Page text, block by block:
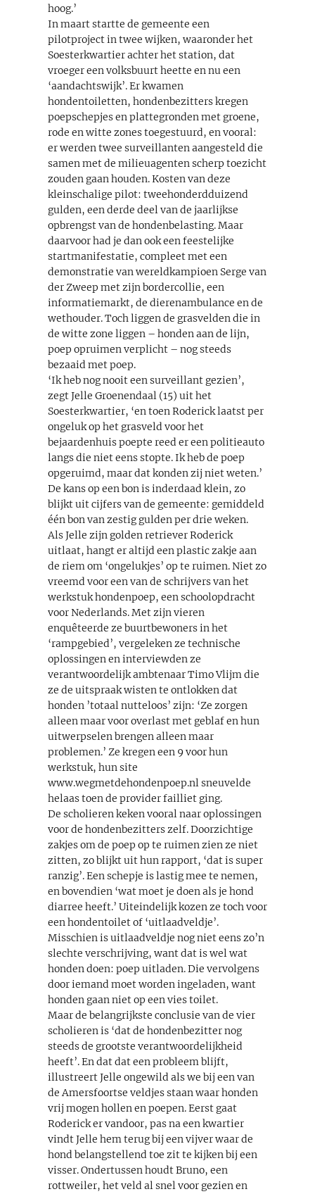
hoog.’
In maart startte de gemeente een
pilotproject in twee wijken, waaronder het
Soesterkwartier achter het station, dat
vroeger een volksbuurt heette en nu een
‘aandachtswijk’. Er kwamen
hondentoiletten, hondenbezitters kregen
poepschepjes en plattegronden met groene,
rode en witte zones toegestuurd, en vooral:
er werden twee surveillanten aangesteld die
samen met de milieuagenten scherp toezicht
zouden gaan houden. Kosten van deze
kleinschalige pilot: tweehonderdduizend
gulden, een derde deel van de jaarlijkse
opbrengst van de hondenbelasting. Maar
daarvoor had je dan ook een feestelijke
startmanifestatie, compleet met een
demonstratie van wereldkampioen Serge van
der Zweep met zijn bordercollie, een
informatiemarkt, de dierenambulance en de
wethouder. Toch liggen de grasvelden die in
de witte zone liggen – honden aan de lijn,
poep opruimen verplicht – nog steeds
bezaaid met poep.
‘Ik heb nog nooit een surveillant gezien’,
zegt Jelle Groenendaal (15) uit het
Soesterkwartier, ‘en toen Roderick laatst per
ongeluk op het grasveld voor het
bejaardenhuis poepte reed er een politieauto
langs die niet eens stopte. Ik heb de poep
opgeruimd, maar dat konden zij niet weten.’
De kans op een bon is inderdaad klein, zo
blijkt uit cijfers van de gemeente: gemiddeld
één bon van zestig gulden per drie weken.
Als Jelle zijn golden retriever Roderick
uitlaat, hangt er altijd een plastic zakje aan
de riem om ‘ongelukjes’ op te ruimen. Niet zo
vreemd voor een van de schrijvers van het
werkstuk hondenpoep, een schoolopdracht
voor Nederlands. Met zijn vieren
enquêteerde ze buurtbewoners in het
‘rampgebied’, vergeleken ze technische
oplossingen en interviewden ze
verantwoordelijk ambtenaar Timo Vlijm die
ze de uitspraak wisten te ontlokken dat
honden ’totaal nutteloos’ zijn: ‘Ze zorgen
alleen maar voor overlast met geblaf en hun
uitwerpselen brengen alleen maar
problemen.’ Ze kregen een 9 voor hun
werkstuk, hun site
www.wegmetdehondenpoep.nl sneuvelde
helaas toen de provider failliet ging.
De scholieren keken vooral naar oplossingen
voor de hondenbezitters zelf. Doorzichtige
zakjes om de poep op te ruimen zien ze niet
zitten, zo blijkt uit hun rapport, ‘dat is super
ranzig’. Een schepje is lastig mee te nemen,
en bovendien ‘wat moet je doen als je hond
diarree heeft.’ Uiteindelijk kozen ze toch voor
een hondentoilet of ‘uitlaadveldje’.
Misschien is uitlaadveldje nog niet eens zo’n
slechte verschrijving, want dat is wel wat
honden doen: poep uitladen. Die vervolgens
door iemand moet worden ingeladen, want
honden gaan niet op een vies toilet.
Maar de belangrijkste conclusie van de vier
scholieren is ‘dat de hondenbezitter nog
steeds de grootste verantwoordelijkheid
heeft’. En dat dat een probleem blijft,
illustreert Jelle ongewild als we bij een van
de Amersfoortse veldjes staan waar honden
vrij mogen hollen en poepen. Eerst gaat
Roderick er vandoor, pas na een kwartier
vindt Jelle hem terug bij een vijver waar de
hond belangstellend toe zit te kijken bij een
visser. Ondertussen houdt Bruno, een
rottweiler, het veld al snel voor gezien en